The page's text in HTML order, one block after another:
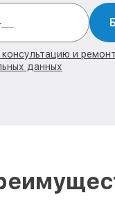
консультацию и
данных